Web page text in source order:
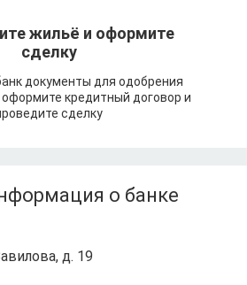
жильё и оформите
сделку
документы для одобрения
кредитный договор и
сделку
о банке
д. 19